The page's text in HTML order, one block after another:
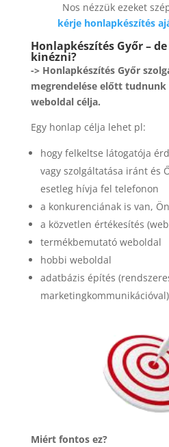
Nos nézzük ezeket
kérje honlapkészítés
Honlapkészítés Győr –
kinézni?
-> Honlapkészítés Győr
megrendelése előtt tudnunk
weboldal célja.
Egy honlap célja lehet pl:
hogy felkeltse látogatója
vagy szolgáltatása iránt és
esetleg hívja fel telefonon
a konkurenciának is van,
a közvetlen értékesítés
termékbemutató weboldal
hobbi weboldal
adatbázis építés
marketingkommunikációval)
Miért fontos ez?